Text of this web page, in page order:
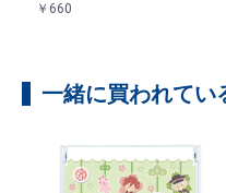
￥660
一緒に買われてい